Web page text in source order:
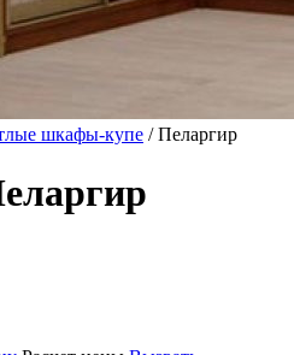
шкафы-купе / Пеларгир